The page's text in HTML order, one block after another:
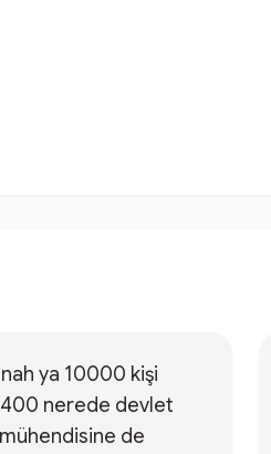
ya 10000 kişi
nerede devlet
de